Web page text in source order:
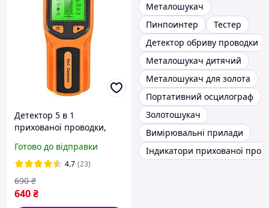
Детектор 5 в 1
прихованої проводки,
Готово до відправки
4.7 (23)
640₴
690 ₴
Металошукач
Пинпоинтер
Тестер
Детектор обриву проводки
Металошукач дитячий
Металошукач для золота
Портативний осцилограф
Золотошукач
Вимірювальні прилади
Індикатори прихованої